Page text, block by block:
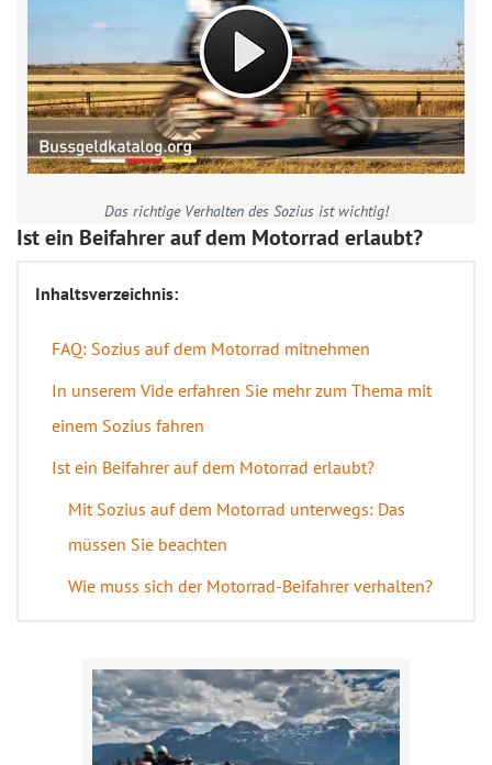
Das richtige Verhalten des Sozius ist wichtig!
Ist ein Beifahrer auf dem Motorrad erlaubt?
Inhaltsverzeichnis:
FAQ: Sozius auf dem Motorrad mitnehmen
In unserem Vide erfahren Sie mehr zum Thema mit
einem Sozius fahren
Ist ein Beifahrer auf dem Motorrad erlaubt?
Mit Sozius auf dem Motorrad unterwegs: Das
müssen Sie beachten
Wie muss sich der Motorrad-Beifahrer verhalten?